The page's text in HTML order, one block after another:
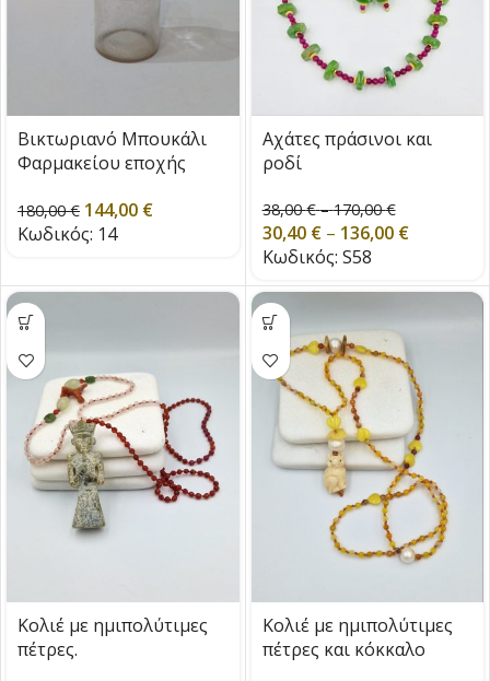
Βικτωριανό Μπουκάλι
Φαρμακείου εποχής
180,00€ 144,00 €
Κωδικός: 14
Αχάτες πράσινοι και
ροδί
38,00€ – 170,00€
30,40 € – 136,00 €
Κωδικός: S58
Κολιέ με ημιπολύτιμες
πέτρες.
Κολιέ με ημιπολύτιμες
πέτρες και κόκκαλο